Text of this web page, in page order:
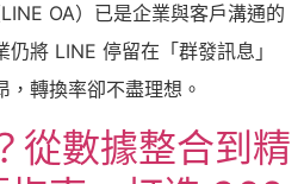
OA）已是企業與客戶溝通的
將 LINE 停留在「群發訊息」
轉換率卻不盡理想。
從數據整合到精